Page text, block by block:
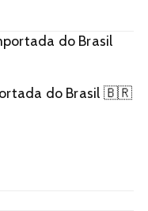
do Brasil 🇧🇷